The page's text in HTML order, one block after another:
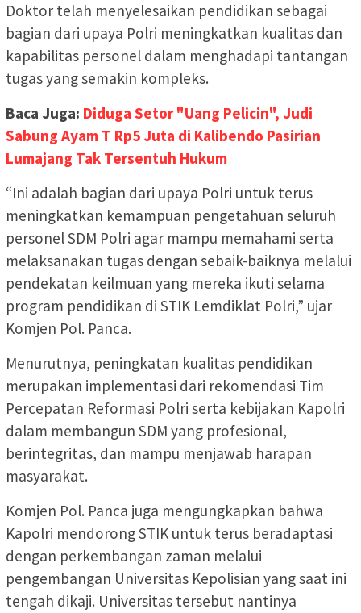
Doktor telah menyelesaikan pendidikan sebagai
bagian dari upaya Polri meningkatkan kualitas dan
kapabilitas personel dalam menghadapi tantangan
tugas yang semakin kompleks.
Baca Juga: Diduga Setor "Uang Pelicin", Judi
Sabung Ayam T Rp5 Juta di Kalibendo Pasirian
Lumajang Tak Tersentuh Hukum
“Ini adalah bagian dari upaya Polri untuk terus
meningkatkan kemampuan pengetahuan seluruh
personel SDM Polri agar mampu memahami serta
melaksanakan tugas dengan sebaik-baiknya melalui
pendekatan keilmuan yang mereka ikuti selama
program pendidikan di STIK Lemdiklat Polri,” ujar
Komjen Pol. Panca.
Menurutnya, peningkatan kualitas pendidikan
merupakan implementasi dari rekomendasi Tim
Percepatan Reformasi Polri serta kebijakan Kapolri
dalam membangun SDM yang profesional,
berintegritas, dan mampu menjawab harapan
masyarakat.
Komjen Pol. Panca juga mengungkapkan bahwa
Kapolri mendorong STIK untuk terus beradaptasi
dengan perkembangan zaman melalui
pengembangan Universitas Kepolisian yang saat ini
tengah dikaji. Universitas tersebut nantinya